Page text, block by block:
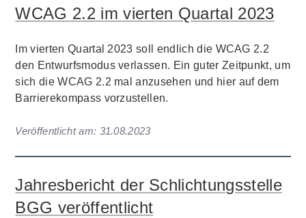
WCAG 2.2 im vierten Quartal 2023
Im vierten Quartal 2023 soll endlich die WCAG 2.2
den Entwurfsmodus verlassen. Ein guter Zeitpunkt, um
sich die WCAG 2.2 mal anzusehen und hier auf dem
Barrierekompass vorzustellen.
Veröffentlicht am: 31.08.2023
Jahresbericht der Schlichtungsstelle
BGG veröffentlicht